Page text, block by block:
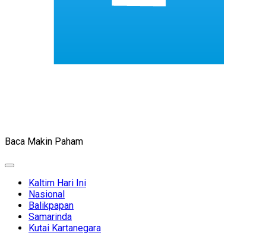
Baca Makin Paham
Expand
Current
Page
Parent
Kaltim Hari Ini
Nasional
Balikpapan
Samarinda
Kutai Kartanegara